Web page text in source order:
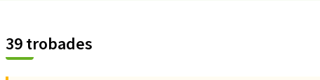
39 trobades